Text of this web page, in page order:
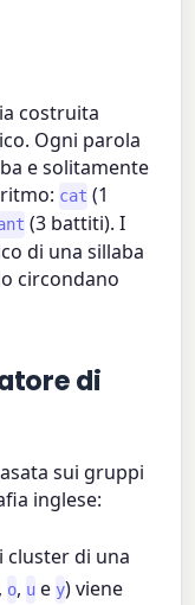
costruita
Ogni parola
e solitamente
cat (1
(3 battiti). I
di una sillaba
circondano
di
sui gruppi
inglese:
cluster di una
, o, u e y) viene